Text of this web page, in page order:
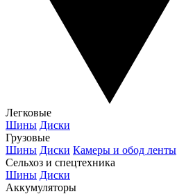
Легковые
Шины Диски
Грузовые
Шины Диски Камеры и обод ленты
Сельхоз и спецтехника
Шины Диски
Аккумуляторы